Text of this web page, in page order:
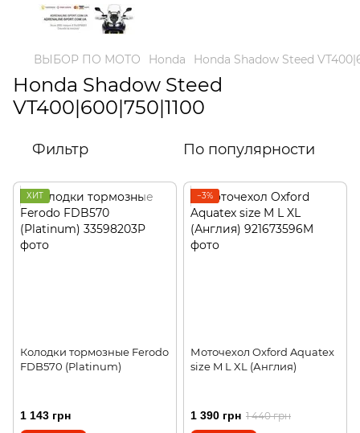
ВЫБОР ПО МОТО Honda Honda Shadow Steed
Honda Shadow Steed
VT400|600|750|1100
Фильтр По популярности
ХИТ
Колодки тормозные Ferodo
FDB570 (Platinum)
1 143 грн
−3%
Моточехол Oxford Aquatex
size M L XL (Англия)
1 390 грн 1 440 грн